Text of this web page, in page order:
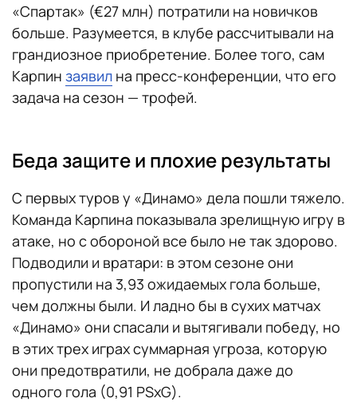
«Спартак» (€27 млн) потратили на новичков
больше. Разумеется, в клубе рассчитывали на
грандиозное приобретение. Более того, сам
Карпин заявил на пресс-конференции, что его
задача на сезон — трофей.
Беда защите и плохие результаты
С первых туров у «Динамо» дела пошли тяжело.
Команда Карпина показывала зрелищную игру в
атаке, но с обороной все было не так здорово.
Подводили и вратари: в этом сезоне они
пропустили на 3,93 ожидаемых гола больше,
чем должны были. И ладно бы в сухих матчах
«Динамо» они спасали и вытягивали победу, но
в этих трех играх суммарная угроза, которую
они предотвратили, не добрала даже до
одного гола (0,91 PSxG).